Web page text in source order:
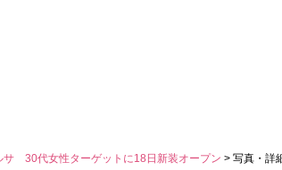
サ 30代女性ターゲットに18日新装オープン > 写真・詳